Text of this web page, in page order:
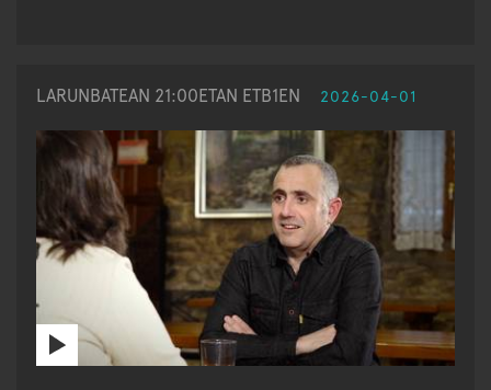
LARUNBATEAN 21:00ETAN ETB1EN 2026-04-01